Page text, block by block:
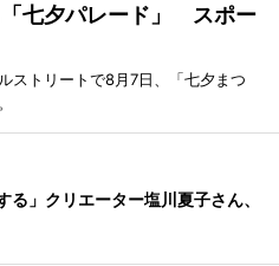
七夕パレード」 スポー
ストリートで8月7日、「七夕まつ
る」クリエーター塩川夏子さん、